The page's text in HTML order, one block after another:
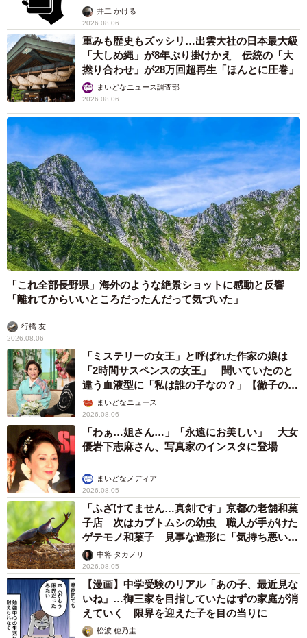
提」の対策
井二 かける
2026.08.06
重みも歴史もズッシリ…出雲大社の日本最大級
「大しめ縄」が8年ぶり掛けかえ 伝統の「大
撚り合わせ」が28万回超再生「ほんとに圧巻」
まいどなニュース調査部
2026.08.06
「これ全部長野県」海外のような絶景ショットに感動と反響
「離れてからいいところだったんだって気づいた」
行橋 友
2026.08.06
「ミステリーの女王」と呼ばれた作家の娘は
「2時間サスペンスの女王」 聞いていたのと
違う血液型に「私は誰の子なの？」【徹子の部
屋】まいどなニュース
2026.08.06
「わぁ…姐さん…」「永遠にお美しい」 大女
優岩下志麻さん、写真家のインスタに登場
まいどなメディア
2026.08.05
「ふざけてません…真剣です」京都の老舗和菓
子店 次はカブトムシの幼虫 職人が手がけた
ゲテモノ和菓子 見事な造形に「気持ち悪いく
らいリアル」
中将 タカノリ
2026.08.05
【漫画】中学受験のリアル「あの子、最近見な
いね」…御三家を目指していたはずの家庭が消
えていく 限界を迎えた子を目の当りに
松波 穂乃圭